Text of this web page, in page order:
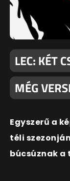
LEC: KÉT
MÉG
Egyszerű a
téli
búcsúznak a